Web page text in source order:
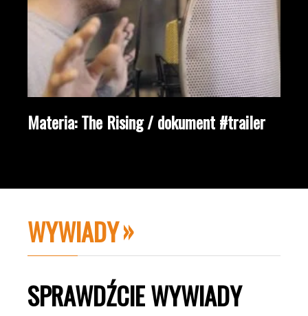
Materia: The Rising / dokument #trailer
WYWIADY
SPRAWDŹCIE WYWIADY